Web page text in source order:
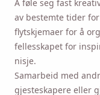
Å føle seg fast
av bestemte tider
flytskjemaer for å
fellesskapet for
nisje.
Samarbeid med
gjesteskapere eller